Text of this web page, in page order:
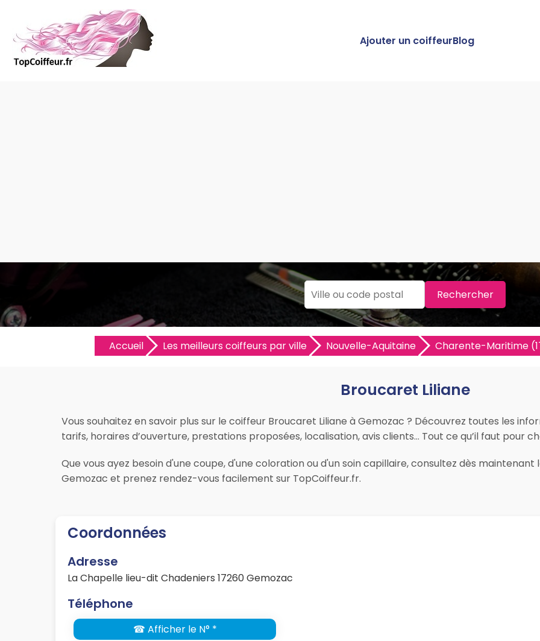
Ajouter un coiffeurBlog
Rechercher
Accueil Les meilleurs coiffeurs par ville Nouvelle-Aquitaine Charente-Maritime
Broucaret Liliane
Vous souhaitez en savoir plus sur le coiffeur Broucaret Liliane à Gemozac ? Découvrez toutes les
tarifs, horaires d’ouverture, prestations proposées, localisation, avis clients… Tout ce qu’il faut pour
Que vous ayez besoin d'une coupe, d'une coloration ou d'un soin capillaire, consultez dès
Gemozac et prenez rendez-vous facilement sur TopCoiffeur.fr.
Coordonnées
Adresse
La Chapelle lieu-dit Chadeniers 17260 Gemozac
Téléphone
☎ Afficher le N° *